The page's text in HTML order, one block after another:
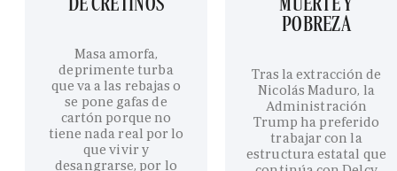
Masa amorfa,
deprimente turba
que va a las rebajas o
se pone gafas de
cartón porque no
tiene nada real por lo
que vivir y
desangrarse, por lo
POBREZA
Tras la extracción de
Nicolás Maduro, la
Administración
Trump ha preferido
trabajar con la
estructura estatal que